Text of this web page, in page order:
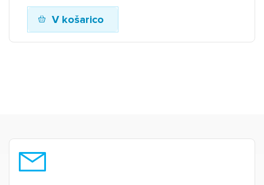
V košarico